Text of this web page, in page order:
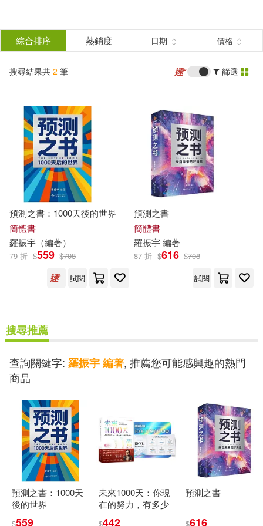
結
分類 (單選)
所有商品(2) 圖書(2)
作者 (可複選)
羅振宇 編著(1)
羅振宇（編著）(1)
出版社 (可複選)
配送方式 (可複選)
可超商取貨(2)
可港澳店取(2)
可新加坡店取(2)
可菲律賓店取(2)
綜合排序 熱銷度 日期 價格
搜尋結果共 2 筆 篩選
預測之書：1000天後的世界
簡體書
羅振宇 （編著）
79 折 $559 $708
試閱
預測之書
簡體書
羅振宇編著
87 折 $616 $708
試閱
搜尋推薦
查詢關鍵字: 羅振宇 編著, 推薦您可能感興趣的熱門
商品
預測之書：1000天
後的世界
$559
未來1000天：你現
在的努力，有多少
$442
預測之書
$616